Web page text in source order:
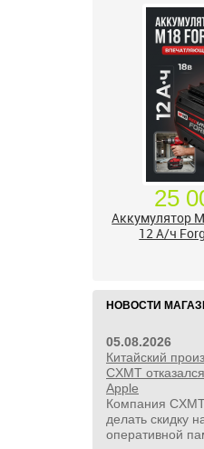
17
НОВОСТИ
05.08.2026
Китайский
CXMT
Apple
Компания
делать скидку
оперативной